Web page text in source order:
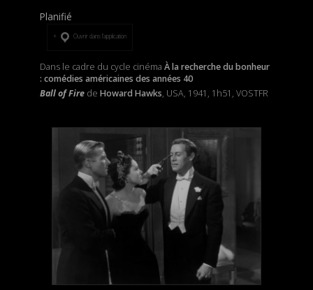
Planifié
Ouvrir dans l’application
Dans le cadre du cycle cinéma À la recherche du bonheur
: comédies américaines des années 40
Ball of Fire de Howard Hawks, USA, 1941, 1h51, VOSTFR